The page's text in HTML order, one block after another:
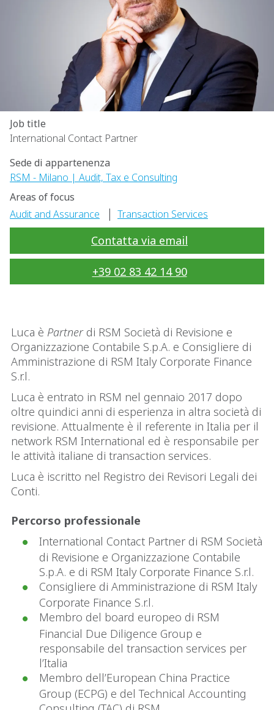
Job title
International Contact Partner
Sede di appartenenza
RSM - Milano | Audit, Tax e Consulting
Areas of focus
Audit and Assurance
| Transaction Services
Contatta via email
+39 02 83 42 14 90
Luca è Partnerdi RSM Società di Revisione e
Organizzazione Contabile S.p.A. e Consigliere di
Amministrazione di RSM Italy Corporate Finance
S.r.l.
Luca è entrato in RSM nel gennaio 2017 dopo
oltre quindici anni di esperienza in altra società di
revisione. Attualmente è il referente in Italia per il
network RSM International ed è responsabile per
le attività italiane di transaction services.
Luca è iscritto nel Registro dei Revisori Legali dei
Conti.
Percorso professionale
International Contact Partner di RSM Società
di Revisione e Organizzazione Contabile
S.p.A. e di RSM Italy Corporate Finance S.r.l.
Consigliere di Amministrazione di RSM Italy
Corporate Finance S.r.l.
Membro del board europeo di RSM
Financial Due Diligence Group e
responsabile del transaction services per
l’Italia
Membro dell’European China Practice
Group (ECPG) e del Technical Accounting